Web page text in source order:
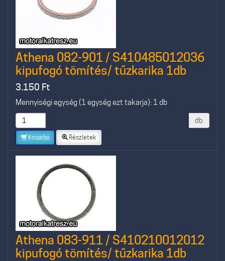
Athena 082-901 / S410485012036
kipufogó tömítés/ tűzkarika 1db
3.150 Ft
Mennyiségi egység (1 egység ezt takarja): 1 db
db
Kosárba Részletek
Athena 083-911 / S410210012012
kipufogó tömítés/ tűzkarika 1db